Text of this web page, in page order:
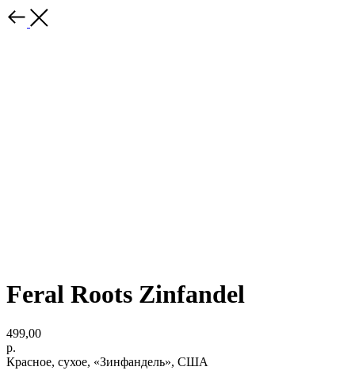
Feral Roots Zinfandel
499,00
р.
Красное, сухое, «Зинфандель», США